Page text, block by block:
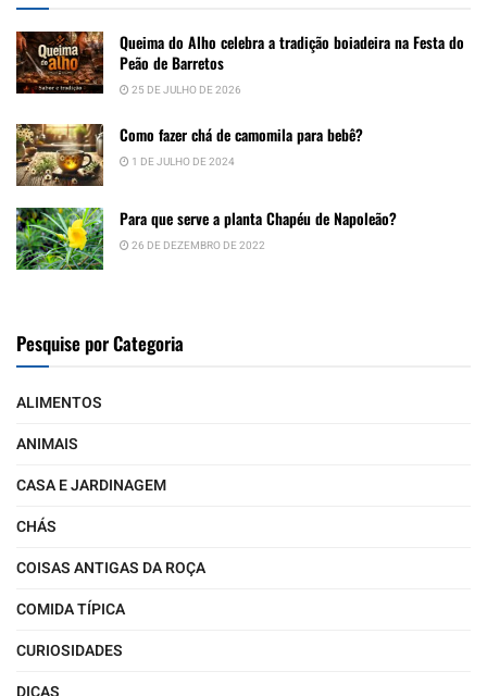
Queima do Alho celebra a tradição boiadeira na Festa do
Peão de Barretos
25 DE JULHO DE 2026
Como fazer chá de camomila para bebê?
1 DE JULHO DE 2024
Para que serve a planta Chapéu de Napoleão?
26 DE DEZEMBRO DE 2022
Pesquise por Categoria
ALIMENTOS
ANIMAIS
CASA E JARDINAGEM
CHÁS
COISAS ANTIGAS DA ROÇA
COMIDA TÍPICA
CURIOSIDADES